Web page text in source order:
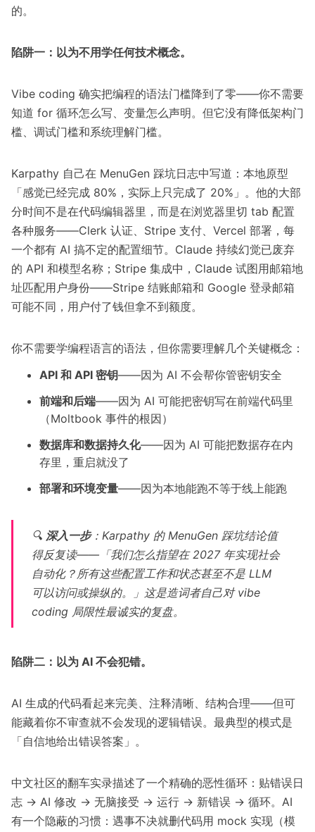
的。
陷阱一：以为不用学任何技术概念。
Vibe coding 确实把编程的语法门槛降到了零——你不需要
知道 for 循环怎么写、变量怎么声明。但它没有降低架构门
槛、调试门槛和系统理解门槛。
Karpathy 自己在 MenuGen 踩坑日志中写道：本地原型
「感觉已经完成 80%，实际上只完成了 20%」。他的大部
分时间不是在代码编辑器里，而是在浏览器里切 tab 配置
各种服务——Clerk 认证、Stripe 支付、Vercel 部署，每
一个都有 AI 搞不定的配置细节。Claude 持续幻觉已废弃
的 API 和模型名称；Stripe 集成中，Claude 试图用邮箱地
址匹配用户身份——Stripe 结账邮箱和 Google 登录邮箱
可能不同，用户付了钱但拿不到额度。
你不需要学编程语言的语法，但你需要理解几个关键概念：
API 和 API 密钥——因为 AI 不会帮你管密钥安全
前端和后端——因为 AI 可能把密钥写在前端代码里
（Moltbook 事件的根因）
数据库和数据持久化——因为 AI 可能把数据存在内
存里，重启就没了
部署和环境变量——因为本地能跑不等于线上能跑
🔍 深入一步：Karpathy 的 MenuGen 踩坑结论值
得反复读——「我们怎么指望在 2027 年实现社会
自动化？所有这些配置工作和状态甚至不是 LLM
可以访问或操纵的。」这是造词者自己对 vibe
coding 局限性最诚实的复盘。
陷阱二：以为 AI 不会犯错。
AI 生成的代码看起来完美、注释清晰、结构合理——但可
能藏着你不审查就不会发现的逻辑错误。最典型的模式是
「自信地给出错误答案」。
中文社区的翻车实录描述了一个精确的恶性循环：贴错误日
志 → AI 修改 → 无脑接受 → 运行 → 新错误 → 循环。AI
有一个隐蔽的习惯：遇事不决就删代码用 mock 实现（模